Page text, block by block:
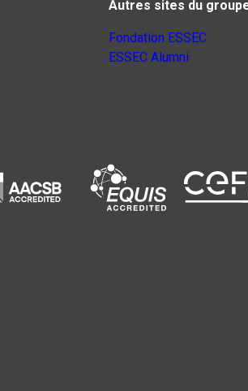
Autres sites du
Fondation ESSEC
ESSEC Alumni